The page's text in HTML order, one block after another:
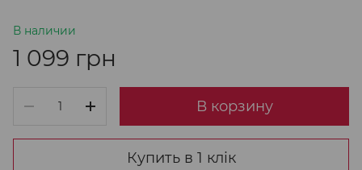
В наличии
1 099 грн
В корзину
Купить в 1 клік